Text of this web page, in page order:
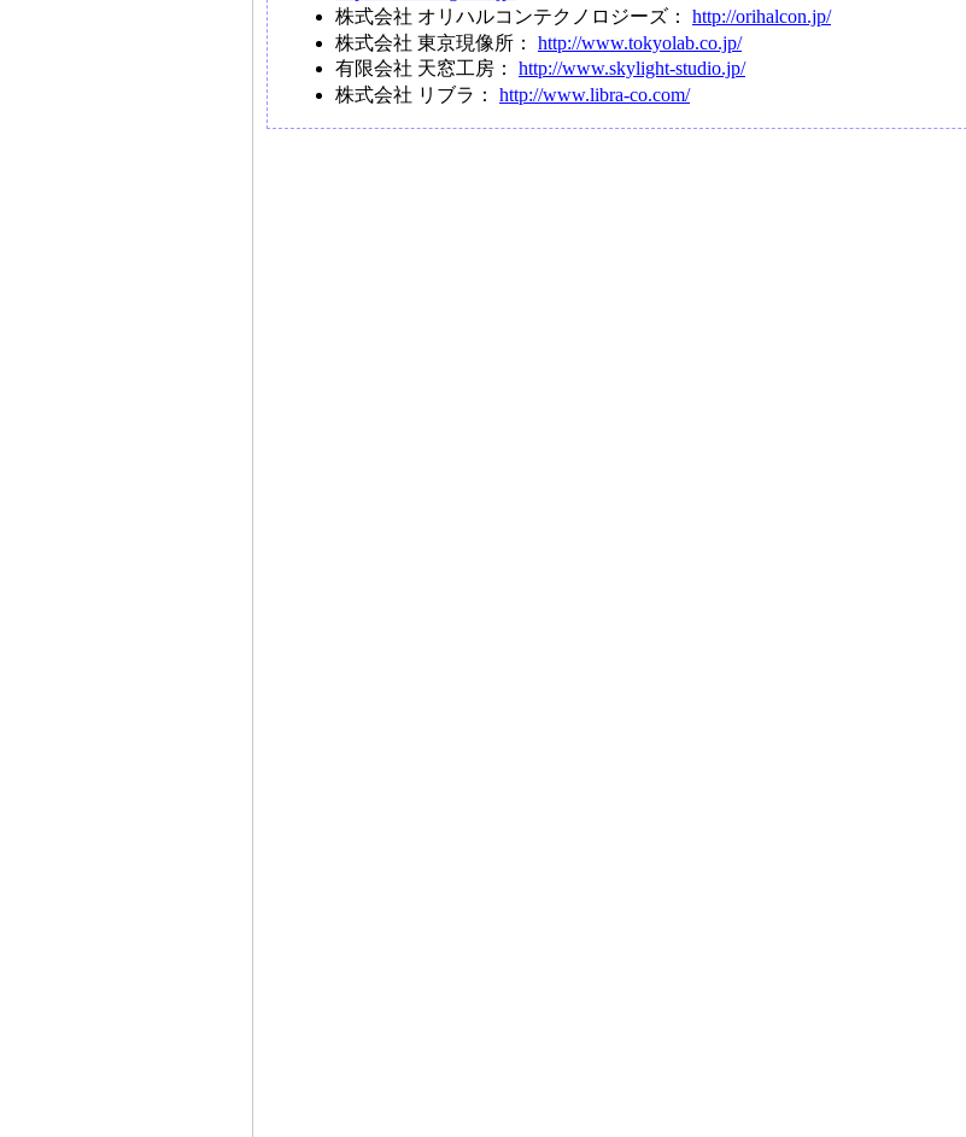
株式会社 オリハルコンテクノロジーズ： http://orihalcon.jp/
株式会社 東京現像所： http://www.tokyolab.co.jp/
有限会社 天窓工房： http://www.skylight-studio.jp/
株式会社 リブラ： http://www.libra-co.com/